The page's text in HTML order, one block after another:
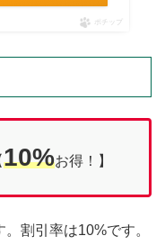
ポチップ
10%お得！】
割引率は10%です。